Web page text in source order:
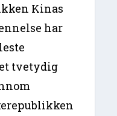
Kinas
har
tvetydig